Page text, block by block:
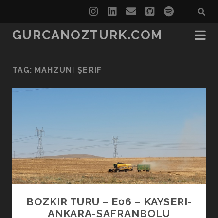
instagram
linkedin
emailgithubspotify
GURCANOZTURK.COM
TAG: MAHZUNI ŞERIF
BOZKIR TURU – E06 – KAYSERI-
ANKARA-SAFRANBOLU